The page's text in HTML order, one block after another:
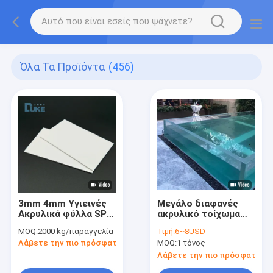
Όλα Τα Προϊόντα (456)
3mm 4mm Υγιεινές
Ακρυλικά φύλλα SPA
πλαστικό χαρτί
MOQ:2000 kg/παραγγελία
Λάβετε την πιο πρόσφατη τιμή
Μεγάλο διαφανές
ακρυλικό τοίχωμα
υπερχείλισης σε
ξενοδοχείο, βίλα,
θέρετρο
Τιμή:6~8USD
MOQ:1 τόνος
Λάβετε την πιο πρόσφατη